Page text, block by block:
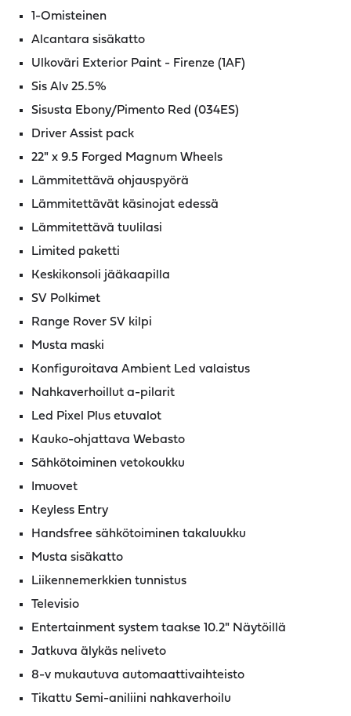
1-Omisteinen
Alcantara sisäkatto
Ulkoväri Exterior Paint - Firenze (1AF)
Sis Alv 25.5%
Sisusta Ebony/Pimento Red (034ES)
Driver Assist pack
22" x 9.5 Forged Magnum Wheels
Lämmitettävä ohjauspyörä
Lämmitettävät käsinojat edessä
Lämmitettävä tuulilasi
Limited paketti
Keskikonsoli jääkaapilla
SV Polkimet
Range Rover SV kilpi
Musta maski
Konfiguroitava Ambient Led valaistus
Nahkaverhoillut a-pilarit
Led Pixel Plus etuvalot
Kauko-ohjattava Webasto
Sähkötoiminen vetokoukku
Imuovet
Keyless Entry
Handsfree sähkötoiminen takaluukku
Musta sisäkatto
Liikennemerkkien tunnistus
Televisio
Entertainment system taakse 10.2" Näytöillä
Jatkuva älykäs neliveto
8-v mukautuva automaattivaihteisto
Tikattu Semi-aniliini nahkaverhoilu